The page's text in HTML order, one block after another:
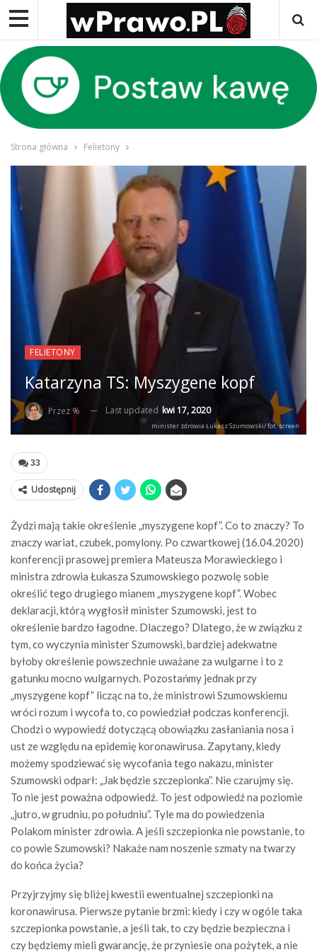
Strona główna Felietony
FELIETONY
Katarzyna TS: Myszygene kopf
Przez % Last updated kwi 17, 2020
minister zdrowia Łukasz Szumowski/ fot. screen
33
Udostępnij
Żydzi mają takie określenie „myszygene kopf”. Co to znaczy? To
znaczy wariat, czubek, pomylony. Po czwartkowej (16.04.2020)
konferencji prasowej premiera Mateusza Morawieckiego i
ministra zdrowia Łukasza Szumowskiego pozwolę sobie
określić tego drugiego mianem „myszygene kopf”. Wobec
deklaracji, którą wygłosił minister Szumowski, jest to
określenie bardzo łagodne. Dlaczego? Dlatego, że w związku z
tym, co wyczynia minister Szumowski, bardziej adekwatne
byłoby określenie powszechnie uważane za wulgarne i to z
gatunku mocno wulgarnych. Pozostańmy jednak przy
„myszygene kopf” licząc na to, że ministrowi Szumowskiemu
wróci rozum i wycofa to, co powiedział podczas konferencji.
Chodzi o wypowiedź dotyczącą obowiązku zasłaniania nosa i
ust ze względu na epidemię koronawirusa. Zapytany, kiedy
możemy spodziewać się wycofania tego nakazu, minister
Szumowski odparł: „Jak będzie szczepionka”. Nie czarujmy się.
To nie jest poważna odpowiedź. To jest odpowiedź na poziomie
„jutro, w grudniu, po południu”. Tyle ma do powiedzenia
Polakom minister zdrowia. A jeśli szczepionka nie powstanie, to
co powie Szumowski? Nakaże nam noszenie szmaty na twarzy
do końca życia?
Przyjrzyjmy się bliżej kwestii ewentualnej szczepionki na
koronawirusa. Pierwsze pytanie brzmi: kiedy i czy w ogóle taka
szczepionka powstanie, a jeśli tak, to czy będzie bezpieczna i
czy będziemy mieli gwarancję, że przyniesie ona pożytek, a nie